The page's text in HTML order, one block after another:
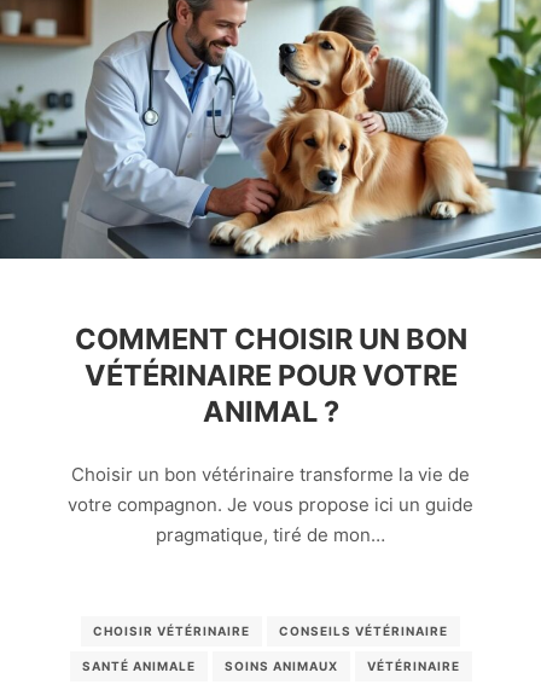
COMMENT CHOISIR UN BON
VÉTÉRINAIRE POUR VOTRE
ANIMAL ?
Choisir un bon vétérinaire transforme la vie de
votre compagnon. Je vous propose ici un guide
pragmatique, tiré de mon…
CHOISIR VÉTÉRINAIRE CONSEILS VÉTÉRINAIRE
SANTÉ ANIMALE SOINS ANIMAUX VÉTÉRINAIRE